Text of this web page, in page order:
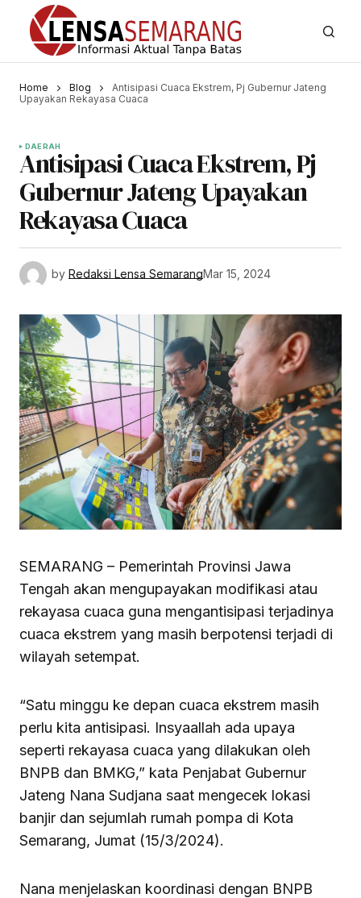
Home Blog
Antisipasi Cuaca Ekstrem, Pj Gubernur Jateng
Upayakan Rekayasa Cuaca
DAERAH
Antisipasi Cuaca Ekstrem, Pj
Gubernur Jateng Upayakan
Rekayasa Cuaca
by Redaksi Lensa SemarangMar 15, 2024
SEMARANG – Pemerintah Provinsi Jawa
Tengah akan mengupayakan modifikasi atau
rekayasa cuaca guna mengantisipasi terjadinya
cuaca ekstrem yang masih berpotensi terjadi di
wilayah setempat.
“Satu minggu ke depan cuaca ekstrem masih
perlu kita antisipasi. Insyaallah ada upaya
seperti rekayasa cuaca yang dilakukan oleh
BNPB dan BMKG,” kata Penjabat Gubernur
Jateng Nana Sudjana saat mengecek lokasi
banjir dan sejumlah rumah pompa di Kota
Semarang, Jumat (15/3/2024).
Nana menjelaskan koordinasi dengan BNPB